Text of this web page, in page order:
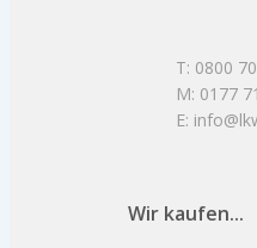
T: 0800
M: 0177
E:
Wir kaufen...